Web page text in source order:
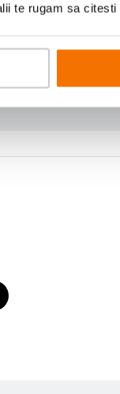
te rugam sa citesti